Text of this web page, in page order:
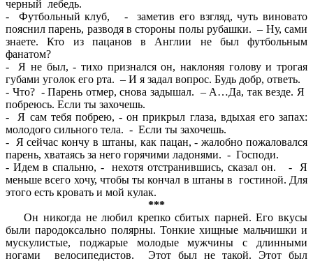
черный лебедь.
- Футбольный клуб, - заметив его взгляд, чуть виновато
пояснил парень, разводя в стороны полы рубашки. – Ну, сами
знаете. Кто из пацанов в Англии не был футбольным
фанатом?
- Я не был, - тихо признался он, наклоняя голову и трогая
губами уголок его рта. – И я задал вопрос. Будь добр, ответь.
- Что? - Парень отмер, снова задышал. – А…Да, так везде. Я
побреюсь. Если ты захочешь.
- Я сам тебя побрею, - он прикрыл глаза, вдыхая его запах:
молодого сильного тела. - Если ты захочешь.
- Я сейчас кончу в штаны, как пацан, - жалобно пожаловался
парень, хватаясь за него горячими ладонями. - Господи.
- Идем в спальню, - нехотя отстранившись, сказал он. - Я
меньше всего хочу, чтобы ты кончал в штаны в гостиной. Для
этого есть кровать и мой кулак.
***
Он никогда не любил крепко сбитых парней. Его вкусы
были пародоксально полярны. Тонкие хищные мальчишки и
мускулистые, поджарые молодые мужчины с длинными
ногами велосипедистов. Этот был не такой. Этот был